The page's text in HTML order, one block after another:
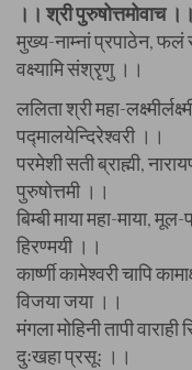
।। श्री पुरुषोत्तमोवाच ।।
मुख्य-नाम्नां प्रपाठेन, फलं
वक्ष्यामि संश्रृणु ।।
ललिता श्री महा-
पद्मालयेन्दिरेश्वरी ।।
परमेशी सती ब्राह्मी,
पुरुषोत्तमी ।।
बिम्बी माया महा-माया,
हिरण्मयी ।।
कार्ष्णी कामेश्वरी चापि
विजया जया ।।
मंगला मोहिनी तापी वाराही
दुःखहा प्रसूः ।।